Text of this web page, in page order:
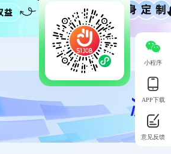
小程序
APP下载
意见反馈